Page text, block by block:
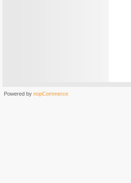
Powered by nopCommerce